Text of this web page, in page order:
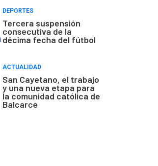
DEPORTES
Tercera suspensión
consecutiva de la
décima fecha del fútbol
ACTUALIDAD
San Cayetano, el trabajo
y una nueva etapa para
la comunidad católica de
Balcarce